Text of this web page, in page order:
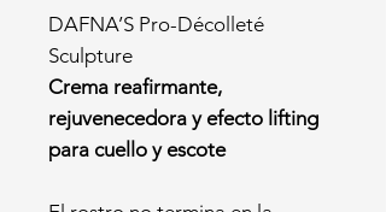
DAFNA’S Pro-Décolleté
Sculpture
Crema reafirmante,
rejuvenecedora y efecto lifting
para cuello y escote